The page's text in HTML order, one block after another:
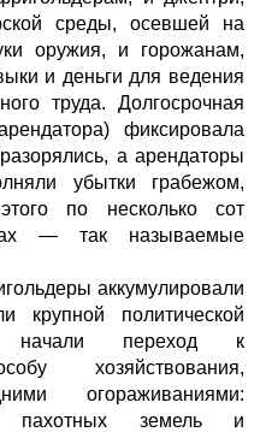
среды, осевшей на
оружия, и горожанам,
и деньги для ведения
труда. Долгосрочная
фиксировала
а арендаторы
убытки грабежом,
по несколько сот
— так называемые
аккумулировали
крупной политической
переход к
хозяйствования,
огораживаниями:
пахотных земель и